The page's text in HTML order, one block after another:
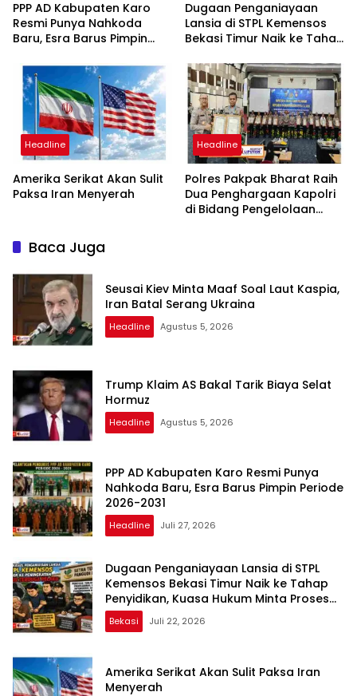
PPP AD Kabupaten Karo
Resmi Punya Nahkoda
Baru, Esra Barus Pimpin
Dugaan Penganiayaan
Lansia di STPL Kemensos
Bekasi Timur Naik ke Tahap
Minta Proses Transparan
dan Bebas Intervensi
Headline
Amerika Serikat Akan Sulit
Paksa Iran Menyerah
Headline
Polres Pakpak Bharat Raih
Dua Penghargaan Kapolri
di Bidang Pengelolaan
Baca Juga
Seusai Kiev Minta Maaf Soal Laut Kaspia,
Iran Batal Serang Ukraina
Headline Agustus 5, 2026
Trump Klaim AS Bakal Tarik Biaya Selat
Hormuz
Headline Agustus 5, 2026
PPP AD Kabupaten Karo Resmi Punya
Nahkoda Baru, Esra Barus Pimpin Periode
2026-2031
Headline Juli 27, 2026
Dugaan Penganiayaan Lansia di STPL
Kemensos Bekasi Timur Naik ke Tahap
Penyidikan, Kuasa Hukum Minta Proses
Transparan dan Bebas Intervensi
Bekasi Juli 22, 2026
Amerika Serikat Akan Sulit Paksa Iran
Menyerah